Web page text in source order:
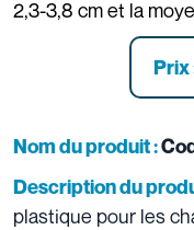
2,3-3,8 cm et la
Prix
Nom du produit :
Description du
plastique pour les